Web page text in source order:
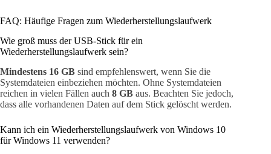
FAQ: Häufige Fragen zum Wiederherstellungslaufwerk
Wie groß muss der USB-Stick für ein
Wiederherstellungslaufwerk sein?
Mindestens 16 GB sind empfehlenswert, wenn Sie die
Systemdateien einbeziehen möchten. Ohne Systemdateien
reichen in vielen Fällen auch 8 GB aus. Beachten Sie jedoch,
dass alle vorhandenen Daten auf dem Stick gelöscht werden.
Kann ich ein Wiederherstellungslaufwerk von Windows 10
für Windows 11 verwenden?